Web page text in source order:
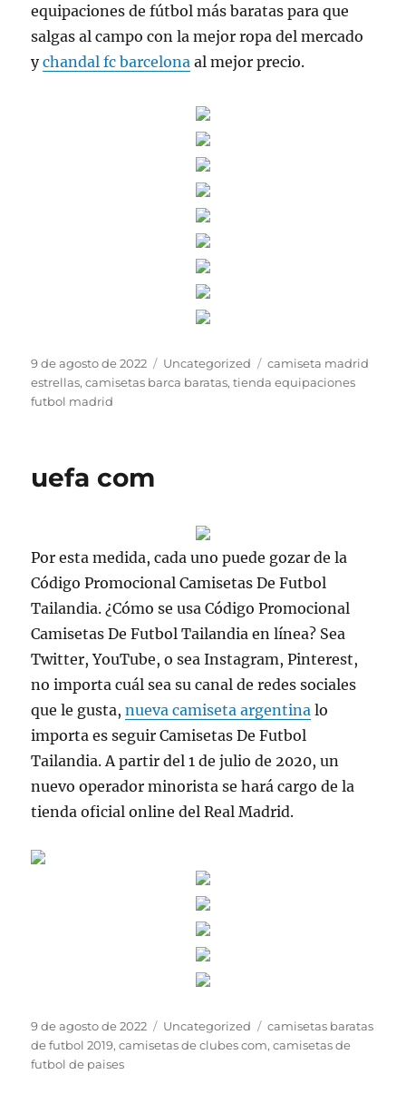
equipaciones de fútbol más baratas para que
salgas al campo con la mejor ropa del mercado
ychandal fc barcelona al mejor precio.
Publicado
el
9 de agosto de 2022 Categorías
Uncategorized Etiquetas
camiseta madrid
estrellas,camisetas barca baratas,tienda equipaciones
futbol madrid
uefa com
Por esta medida, cada uno puede gozar de la
Código Promocional Camisetas De Futbol
Tailandia. ¿Cómo se usa Código Promocional
Camisetas De Futbol Tailandia en línea? Sea
Twitter, YouTube, o sea Instagram, Pinterest,
no importa cuál sea su canal de redes sociales
que le gusta,nueva camiseta argentina lo
importa es seguir Camisetas De Futbol
Tailandia. A partir del 1 de julio de 2020, un
nuevo operador minorista se hará cargo de la
tienda oficial online del Real Madrid.
Publicado
el
9 de agosto de 2022 Categorías
Uncategorized Etiquetas
camisetas baratas
de futbol 2019,camisetas de clubes com,camisetas de
futbol de paises